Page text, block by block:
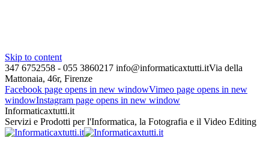
Skip to content
347 6752558 - 055 3860217 info@informaticaxtutti.itVia della
Mattonaia, 46r, Firenze
Facebook page opens in new windowVimeo page opens in new
windowInstagram page opens in new window
Informaticaxtutti.it
Servizi e Prodotti per l'Informatica, la Fotografia e il Video Editing